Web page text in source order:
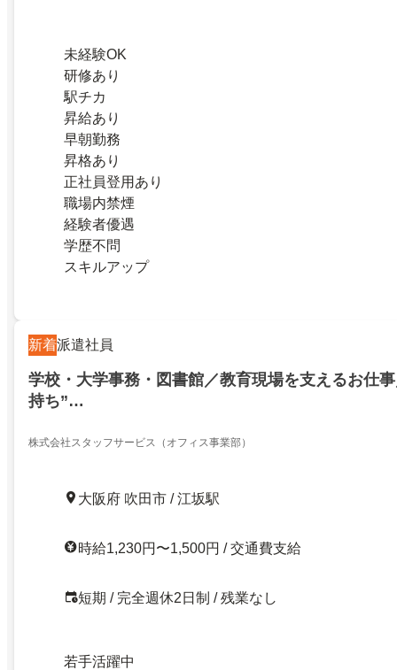
未経験OK
研修あり
駅チカ
昇給あり
早朝勤務
昇格あり
正社員登用あり
職場内禁煙
経験者優遇
学歴不問
スキルアップ
新着派遣社員
学校・大学事務・図書館／教育現場を支えるお仕
持ち”…
株式会社スタッフサービス（オフィス事業部）
大阪府 吹田市 / 江坂駅
時給1,230円〜1,500円 / 交通費支給
短期 / 完全週休2日制 / 残業なし
若手活躍中